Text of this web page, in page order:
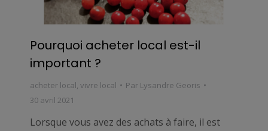
Pourquoi acheter local est-il
important ?
acheter local, vivre local Par Lysandre Georis
30 avril 2021
Lorsque vous avez des achats à faire, il est